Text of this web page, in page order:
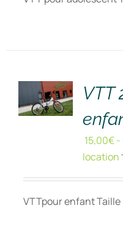
DÉTAILS
VTT
15,00€-
location
VTTpour enfant Taille